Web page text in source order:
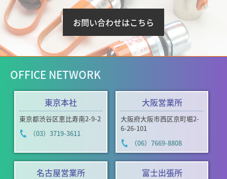
お問い合わせはこちら
OFFICE NETWORK
東京本社
東京都渋谷区恵比寿南2-9-2
（03）3719-3611
大阪営業所
大阪府大阪市西区京町堀2-
6-26-101
（06）7669-8808
名古屋営業所 富士出張所